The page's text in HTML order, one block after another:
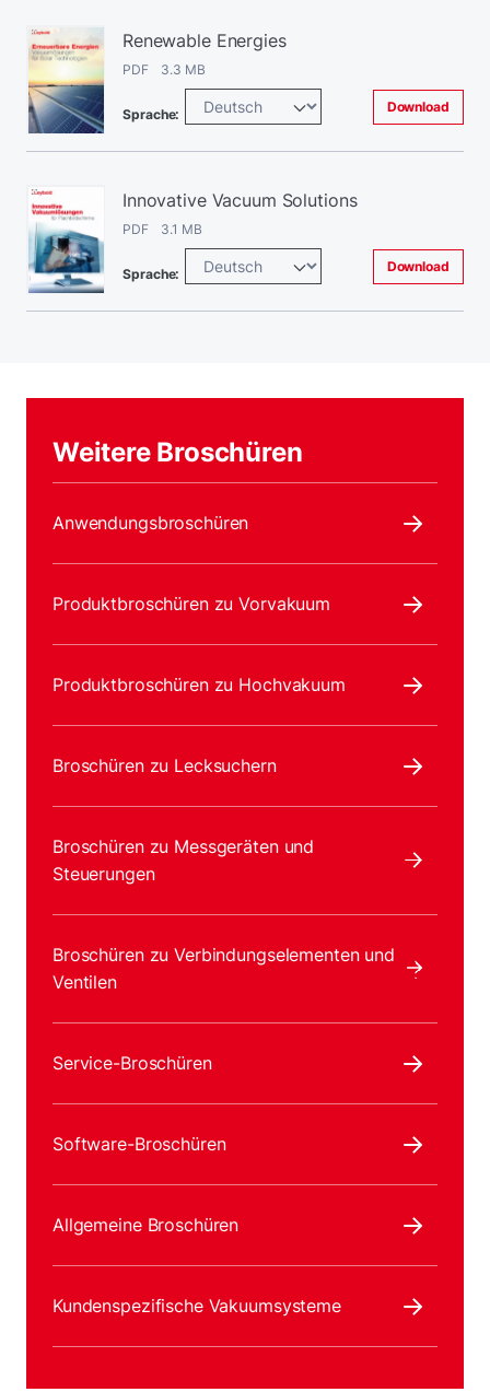
Renewable Energies
PDF 3.3 MB
Sprache: Download
Innovative Vacuum Solutions
PDF 3.1 MB
Sprache: Download
Weitere Broschüren
Anwendungsbroschüren
Produktbroschüren zu Vorvakuum
Produktbroschüren zu Hochvakuum
Broschüren zu Lecksuchern
Broschüren zu Messgeräten und
Steuerungen
Broschüren zu Verbindungselementen und
Ventilen
Service-Broschüren
Software-Broschüren
Allgemeine Broschüren
Kundenspezifische Vakuumsysteme